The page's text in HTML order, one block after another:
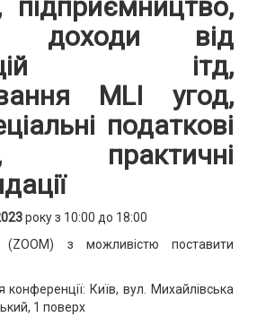
доходи від
ітд,
MLI угод,
податкові
практичні
року з 10:00 до 18:00
з можливістю поставити
конференції: Київ, вул. Михайлівська
1 поверх